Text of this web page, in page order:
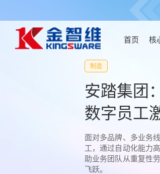
首页 核
制造
安踏集团
数字员工
面对多品牌、多业务
工，通过自动化能力
助业务团队从重复性
飞跃。